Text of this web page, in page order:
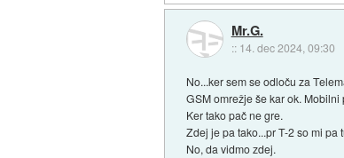
Mr.G.
:: 14. dec 2024, 09:30
No...ker sem se odloču za
GSM omrežje še kar ok.
Ker tako pač ne gre.
Zdej je pa tako...pr T-2 so mi
No, da vidmo zdej.